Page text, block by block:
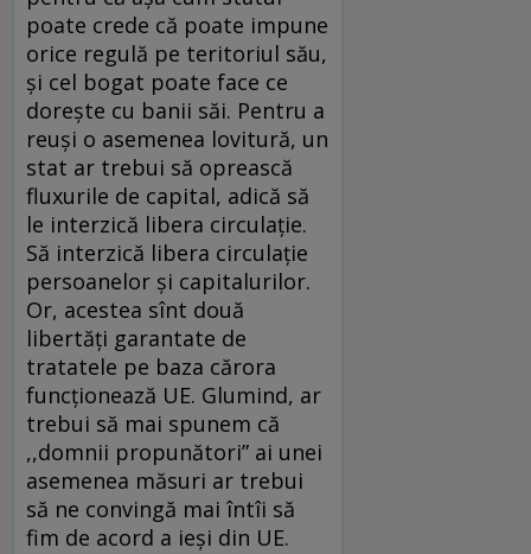
poate crede că poate impune
orice regulă pe teritoriul său,
şi cel bogat poate face ce
doreşte cu banii săi. Pentru a
reuşi o asemenea lovitură, un
stat ar trebui să oprească
fluxurile de capital, adică să
le interzică libera circulaţie.
Să interzică libera circulaţie
persoanelor şi capitalurilor.
Or, acestea sînt două
libertăţi garantate de
tratatele pe baza cărora
funcţionează UE. Glumind, ar
trebui să mai spunem că
,,domnii propunători” ai unei
asemenea măsuri ar trebui
să ne convingă mai întîi să
fim de acord a ieşi din UE.